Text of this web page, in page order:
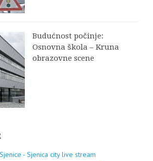
Budućnost počinje:
Osnovna škola – Kruna
obrazovne scene
- Sjenica city live stream